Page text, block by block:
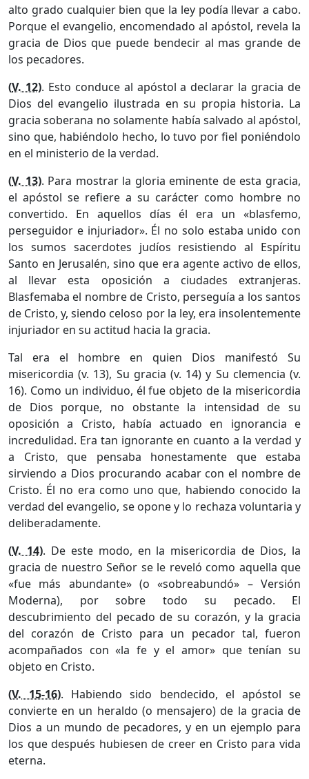
alto grado cualquier bien que la ley podía llevar a cabo.
Porque el evangelio, encomendado al apóstol, revela la
gracia de Dios que puede bendecir al mas grande de
los pecadores.
(V. 12). Esto conduce al apóstol a declarar la gracia de
Dios del evangelio ilustrada en su propia historia. La
gracia soberana no solamente había salvado al apóstol,
sino que, habiéndolo hecho, lo tuvo por fiel poniéndolo
en el ministerio de la verdad.
(V. 13). Para mostrar la gloria eminente de esta gracia,
el apóstol se refiere a su carácter como hombre no
convertido. En aquellos días él era un «blasfemo,
perseguidor e injuriador». Él no solo estaba unido con
los sumos sacerdotes judíos resistiendo al Espíritu
Santo en Jerusalén, sino que era agente activo de ellos,
al llevar esta oposición a ciudades extranjeras.
Blasfemaba el nombre de Cristo, perseguía a los santos
de Cristo, y, siendo celoso por la ley, era insolentemente
injuriador en su actitud hacia la gracia.
Tal era el hombre en quien Dios manifestó Su
misericordia (v. 13), Su gracia (v. 14) y Su clemencia (v.
16). Como un individuo, él fue objeto de la misericordia
de Dios porque, no obstante la intensidad de su
oposición a Cristo, había actuado en ignorancia e
incredulidad. Era tan ignorante en cuanto a la verdad y
a Cristo, que pensaba honestamente que estaba
sirviendo a Dios procurando acabar con el nombre de
Cristo. Él no era como uno que, habiendo conocido la
verdad del evangelio, se opone y lo rechaza voluntaria y
deliberadamente.
(V. 14). De este modo, en la misericordia de Dios, la
gracia de nuestro Señor se le reveló como aquella que
«fue más abundante» (o «sobreabundó» – Versión
Moderna), por sobre todo su pecado. El
descubrimiento del pecado de su corazón, y la gracia
del corazón de Cristo para un pecador tal, fueron
acompañados con «la fe y el amor» que tenían su
objeto en Cristo.
(V. 15-16). Habiendo sido bendecido, el apóstol se
convierte en un heraldo (o mensajero) de la gracia de
Dios a un mundo de pecadores, y en un ejemplo para
los que después hubiesen de creer en Cristo para vida
eterna.